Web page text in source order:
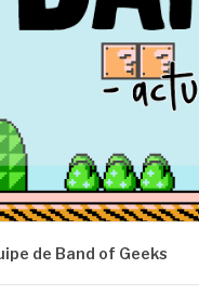
d'aujourd'hui
de Band of Geeks